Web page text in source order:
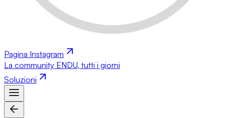
Pagina Instagram
La community ENDU, tutti i giorni
Soluzioni